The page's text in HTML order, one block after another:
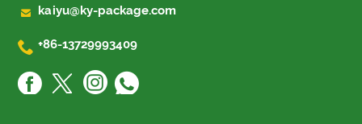
 kaiyu@ky-package.com
 +86-13729993409